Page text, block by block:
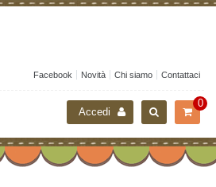
Facebook Novità Chi siamo Contattaci
0
Accedi